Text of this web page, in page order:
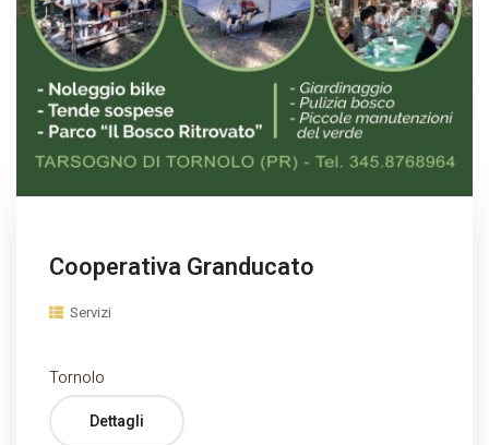
Cooperativa Granducato
Servizi
Tornolo
Dettagli